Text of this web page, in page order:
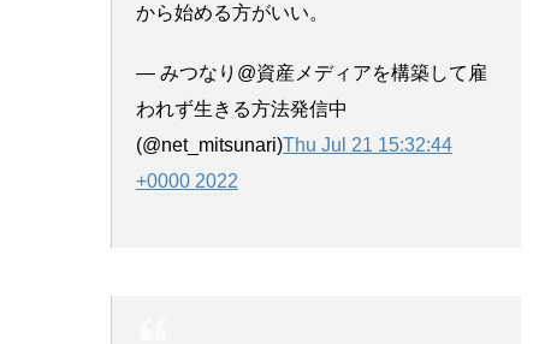
から始める方がいい。
— みつなり@資産メディアを構築して雇
われず生きる方法発信中
(@net_mitsunari)Thu Jul 21 15:32:44
+0000 2022